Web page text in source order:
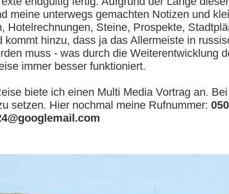
meine unterwegs gemachten Notizen und
Hotelrechnungen, Steine, Prospekte,
kommt hinzu, dass ja das Allermeiste in
muss - was durch die Weiterentwicklung
immer besser funktioniert.
biete ich einen Multi Media Vortrag an.
setzen. Hier nochmal meine Rufnummer: